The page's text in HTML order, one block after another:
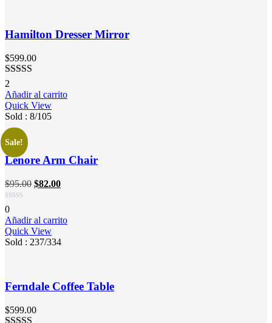
Hamilton Dresser Mirror
$599.00
Valorado en
5.00de 5
2
Añadir al carrito
Quick View
Sold : 8/105
Sale!
Lenore Arm Chair
$95.00 $82.00
0
Añadir al carrito
Quick View
Sold : 237/334
Ferndale Coffee Table
$599.00